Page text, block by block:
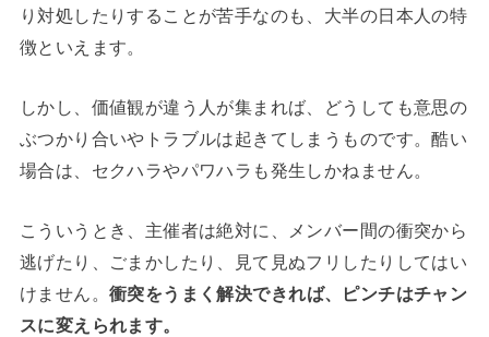
り対処したりすることが苦手なのも、大半の日本人の特
徴といえます。
しかし、価値観が違う人が集まれば、どうしても意思の
ぶつかり合いやトラブルは起きてしまうものです。酷い
場合は、セクハラやパワハラも発生しかねません。
こういうとき、主催者は絶対に、メンバー間の衝突から
逃げたり、ごまかしたり、見て見ぬフリしたりしてはい
けません。 衝突をうまく解決できれば、ピンチはチャン
スに変えられます。